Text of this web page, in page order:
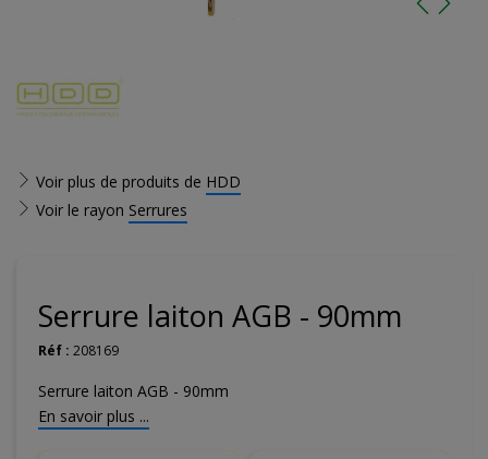
Voir plus de produits de HDD
Voir le rayon Serrures
Serrure laiton AGB - 90mm
Réf : 208169
Serrure laiton AGB - 90mm
En savoir plus ...